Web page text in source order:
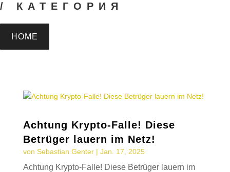
/ КАТЕГОРИЯ
HOME
Achtung Krypto-Falle! Diese
Betrüger lauern im Netz!
von Sebastian Genter| Jan. 17, 2025
Achtung Krypto-Falle! Diese Betrüger lauern im